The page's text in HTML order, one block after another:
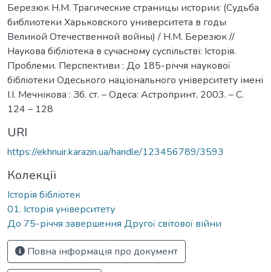
Березюк Н.М. Трагические страницы истории: (Судьба
библиотеки Харьковского университета в годы
Великой Отечественной войны) / Н.М. Березюк //
Наукова бібліотека в сучасному суспільстві: Історія.
Проблеми. Перспективи : До 185-річчя наукової
бібліотеки Одеського національного університету імені
І.І. Мечнікова : Зб. ст. – Одеса: Астропринт, 2003. – С.
124 – 128
URI
https://ekhnuir.karazin.ua/handle/123456789/3593
Колекції
Історія бібліотек
01. Історія університету
До 75-річчя завершення Другої світової війни
Повна інформація про документ